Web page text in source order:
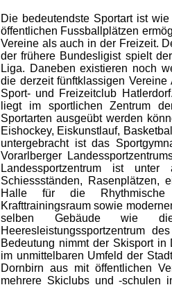
Die bedeutendste Sportart ist
öffentlichen Fussballplätzen
Vereine als auch in der Freizeit.
der frühere Bundesligist spielt
Liga. Daneben existieren noch
die derzeit fünftklassigen
Sport- und Freizeitclub
liegt im sportlichen Zentrum
Sportarten ausgeübt werden
Eishockey, Eiskunstlauf,
untergebracht ist das
Vorarlberger
Landessportzentrum ist
Schiessständen, Rasenplätzen,
Halle für die Rhythmische
Krafttrainingsraum sowie
selben Gebäude wie
Heeresleistungssportzentrum
Bedeutung nimmt der Skisport
im unmittelbaren Umfeld der
Dornbirn aus mit öffentlichen
mehrere Skiclubs und -schulen